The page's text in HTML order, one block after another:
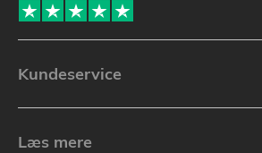
Kundeservice
Læs mere